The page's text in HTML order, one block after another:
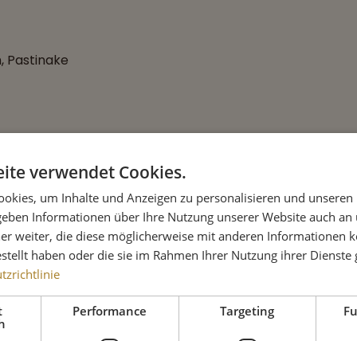
Pastinake
zu entnehmbaren Portionen
Entnehmen Sie die
im Napf auf. Den
können Sie auch ganz einfach
Gemüsezutaten anrichten,
Küche und die Hände bleiben
Genuss!
Gefrierverfahrens
verwendet Cookies.
um Inhalte und Anzeigen zu personalisieren und
Informationen über Ihre Nutzung unserer Website auch an
weiter, die diese möglicherweise mit anderen Informationen
haben oder die sie im Rahmen Ihrer Nutzung ihrer Dienste
Performance Targeting